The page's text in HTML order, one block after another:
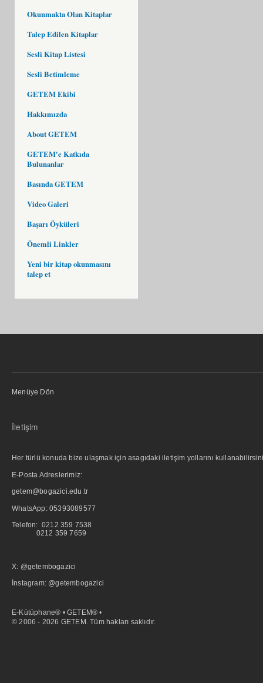
Okunmakta Olan Kitaplar
Talep Edilen Kitaplar
Sesli Kitap Listesi
Sesli Betimleme
GETEM Ekibi
Hakkımızda
About GETEM
GETEM'e Katkıda
Bulunanlar
Basında GETEM
Video Galeri
Başarı Öyküleri
Önemli Linkler
Yeni bir kitap okunmasını
talep et
Menüye Dön
İletişim
Her türlü konuda bize ulaşmak için asagıdaki iletişim yollarını
E-Posta Adreslerimiz:
getem@bogazici.edu.tr
WhatsApp: 05393089577
Telefon: 0212 359 7538
0212 359 7659
X: @getembogazici
İnstagram: @getembogazici
E-Kütüphane® • GETEM® •
© 2006 - 2026 GETEM. Tüm hakları saklıdır.